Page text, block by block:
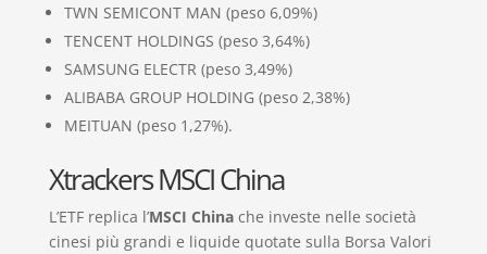
TWN SEMICONT MAN (peso 6,09%)
TENCENT HOLDINGS (peso 3,64%)
SAMSUNG ELECTR (peso 3,49%)
ALIBABA GROUP HOLDING (peso 2,38%)
MEITUAN (peso 1,27%).
Xtrackers MSCI China
L’ETF replica l’MSCI Chinache investe nelle società
cinesi più grandi e liquide quotate sulla Borsa Valori